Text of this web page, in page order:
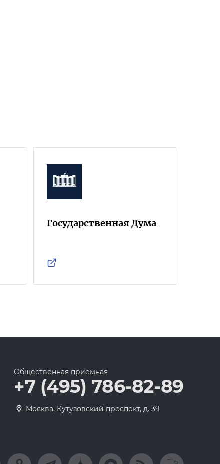
Государственная Дума
Общественная приемная
+7 (495) 786-82-89
Москва, Кутузовский проспект, д. 39